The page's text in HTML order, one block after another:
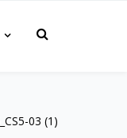
03 (1)